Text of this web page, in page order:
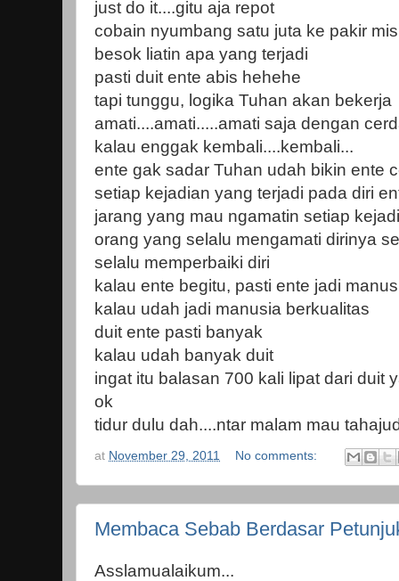
just do it....gitu aja repot
cobain nyumbang satu juta ke pakir
besok liatin apa yang terjadi
pasti duit ente abis hehehe
tapi tunggu, logika Tuhan akan bekerja
amati....amati.....amati saja dengan
kalau enggak kembali....kembali...
ente gak sadar Tuhan udah bikin ente
setiap kejadian yang terjadi pada diri
jarang yang mau ngamatin setiap
orang yang selalu mengamati dirinya
selalu memperbaiki diri
kalau ente begitu, pasti ente jadi
kalau udah jadi manusia berkualitas
duit ente pasti banyak
kalau udah banyak duit
ingat itu balasan 700 kali lipat dari duit
ok
tidur dulu dah....ntar malam mau
at November 29, 2011 No comments:
Membaca Sebab Berdasar
Asslamualaikum...